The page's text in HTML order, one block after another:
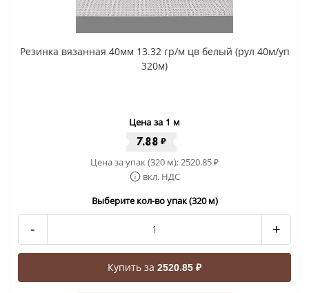
Резинка вязанная 40мм 13.32 гр/м цв белый (рул 40м/уп
320м)
Цена за 1 м
7.88 ₽
Цена за упак (320 м): 2520.85₽
вкл. НДС
Выберите кол-во упак (320 м)
- +
Купить за 2520.85 ₽